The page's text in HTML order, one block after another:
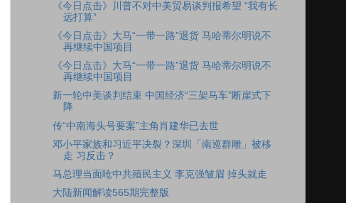
《今日点击》川普不对中美贸易谈判报希望 “我有长
远打算”
《今日点击》大马“一带一路”退货 马哈蒂尔明说不
再继续中国项目
《今日点击》大马“一带一路”退货 马哈蒂尔明说不
再继续中国项目
新一轮中美谈判结束 中国经济“三架马车”断崖式下
降
传“中南海头号要案”主角肖建华已去世
邓小平家族和习近平决裂？深圳「南巡群雕」被移
走 习反击？
马总理当面呛中共殖民主义 李克强皱眉 掉头就走
大陆新闻解读565期完整版